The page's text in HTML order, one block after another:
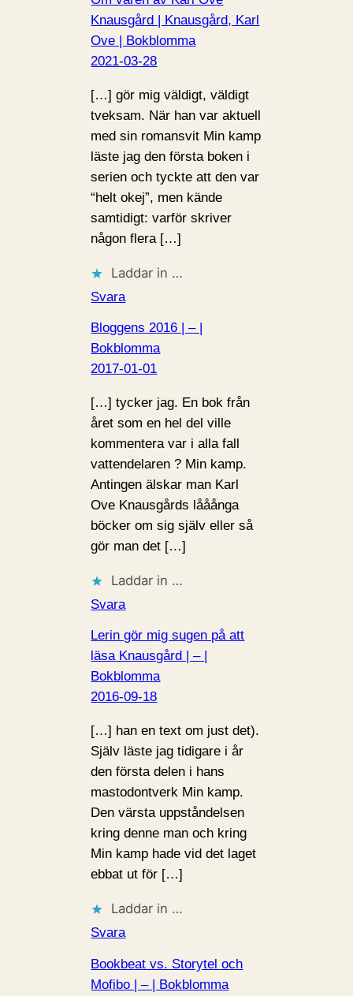
Knausgård | Knausgård, Karl
Ove | Bokblomma
2021-03-28
[…] gör mig väldigt, väldigt
tveksam. När han var aktuell
med sin romansvit Min kamp
läste jag den första boken i
serien och tyckte att den var
“helt okej”, men kände
samtidigt: varför skriver
någon flera […]
Laddar in …
Svara
Bloggens 2016 | – |
Bokblomma
2017-01-01
[…] tycker jag. En bok från
året som en hel del ville
kommentera var i alla fall
vattendelaren ? Min kamp.
Antingen älskar man Karl
Ove Knausgårds lååånga
böcker om sig själv eller så
gör man det […]
Laddar in …
Svara
Lerin gör mig sugen på att
läsa Knausgård | – |
Bokblomma
2016-09-18
[…] han en text om just det).
Själv läste jag tidigare i år
den första delen i hans
mastodontverk Min kamp.
Den värsta uppståndelsen
kring denne man och kring
Min kamp hade vid det laget
ebbat ut för […]
Laddar in …
Svara
Bookbeat vs. Storytel och
Mofibo | – | Bokblomma